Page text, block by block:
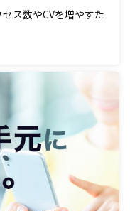
ス数やCVを増やすた